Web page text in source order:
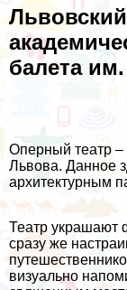
балета
Оперный театр
Львова. Данное
архитектурным
Театр украшают
сразу же
визуально